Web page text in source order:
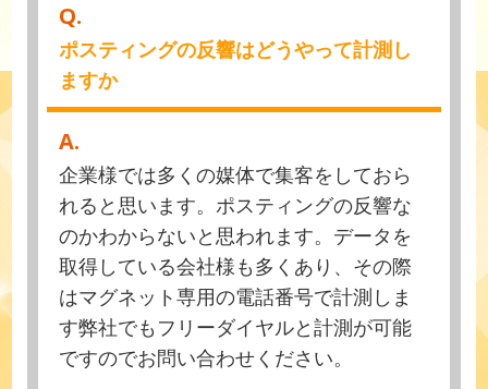
Q.
ポスティングの反響はどうやって計測し
ますか
A.
企業様では多くの媒体で集客をしておら
れると思います。ポスティングの反響な
のかわからないと思われます。データを
取得している会社様も多くあり、その際
はマグネット専用の電話番号で計測しま
す弊社でもフリーダイヤルと計測が可能
ですのでお問い合わせください。